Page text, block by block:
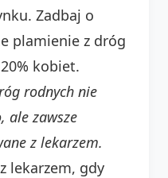
Zadbaj o
plamienie z dróg
kobiet.
rodnych nie
ale zawsze
z lekarzem.
lekarzem, gdy